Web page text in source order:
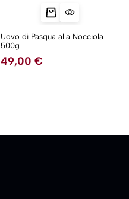
Uovo di Pasqua alla Nocciola
500g
49,00 €